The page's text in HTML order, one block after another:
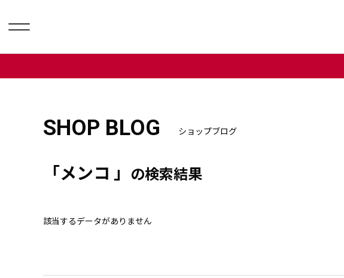
SHOP BLOG ショップブログ
「メンコ 」 の検索結果
該当するデータがありません